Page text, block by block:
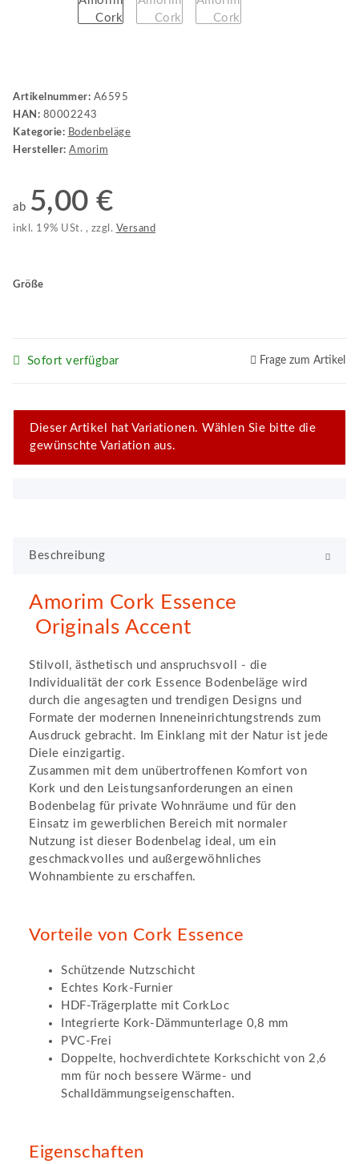
Artikelnummer: A6595
HAN: 80002243
Kategorie: Bodenbeläge
Hersteller: Amorim
ab 5,00 €
inkl. 19% USt. , zzgl. Versand
Größe
Sofort verfügbar Frage zum Artikel
x
Dieser Artikel hat Variationen. Wählen Sie bitte die
gewünschte Variation aus.
Beschreibung
Amorim Cork Essence
Originals Accent
Stilvoll, ästhetisch und anspruchsvoll - die
Individualität der cork Essence Bodenbeläge wird
durch die angesagten und trendigen Designs und
Formate der modernen Inneneinrichtungstrends zum
Ausdruck gebracht. Im Einklang mit der Natur ist jede
Diele einzigartig.
Zusammen mit dem unübertroffenen Komfort von
Kork und den Leistungsanforderungen an einen
Bodenbelag für private Wohnräume und für den
Einsatz im gewerblichen Bereich mit normaler
Nutzung ist dieser Bodenbelag ideal, um ein
geschmackvolles und außergewöhnliches
Wohnambiente zu erschaffen.
Vorteile von Cork Essence
Schützende Nutzschicht
Echtes Kork-Furnier
HDF-Trägerplatte mit CorkLoc
Integrierte Kork-Dämmunterlage 0,8 mm
PVC-Frei
Doppelte, hochverdichtete Korkschicht von 2,6
mm für noch bessere Wärme- und
Schalldämmungseigenschaften.
Eigenschaften